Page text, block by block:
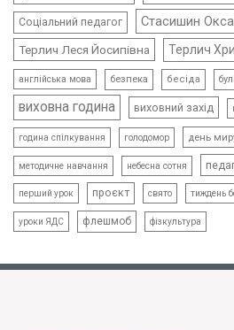
Соціальний педагог Стасишин
Терлич Леся Йосипівна Терлич
англійська мова безпека бесіда
виховна година виховний захід
година спілкування голодомор день
методичне навчання небесна сотня
перший урок проєкт свято тиждень
уроки ЯДС флешмоб фізкультура